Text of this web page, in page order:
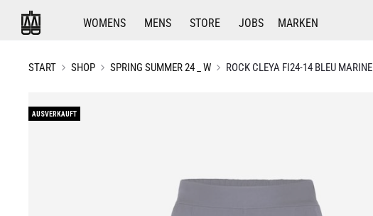
WOMENS MENS STORE JOBS MARKEN
START SHOP SPRING SUMMER 24 _ W ROCK CLEYA FI24-14 BLEU MARINE
AUSVERKAUFT